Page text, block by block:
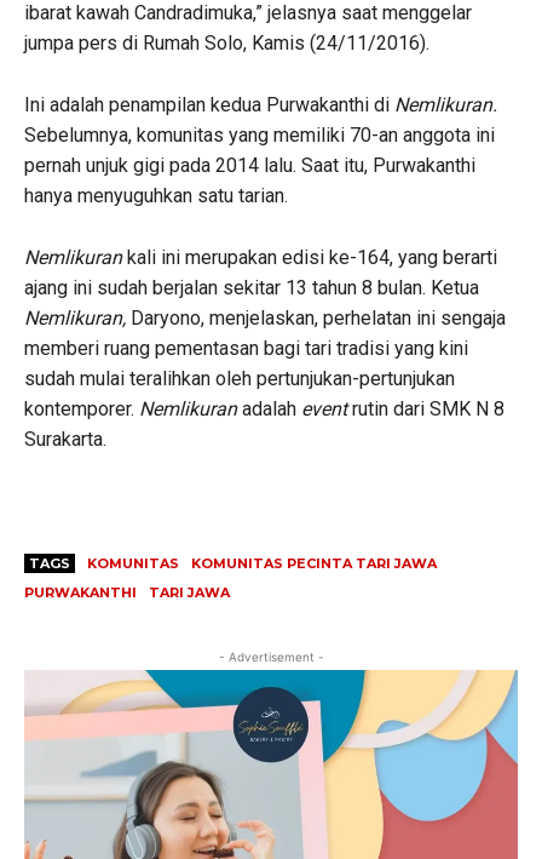
ibarat kawah Candradimuka,” jelasnya saat menggelar
jumpa pers di Rumah Solo, Kamis (24/11/2016).
Ini adalah penampilan kedua Purwakanthi di Nemlikuran.
Sebelumnya, komunitas yang memiliki 70-an anggota ini
pernah unjuk gigi pada 2014 lalu. Saat itu, Purwakanthi
hanya menyuguhkan satu tarian.
Nemlikuran kali ini merupakan edisi ke-164, yang berarti
ajang ini sudah berjalan sekitar 13 tahun 8 bulan. Ketua
Nemlikuran, Daryono, menjelaskan, perhelatan ini sengaja
memberi ruang pementasan bagi tari tradisi yang kini
sudah mulai teralihkan oleh pertunjukan-pertunjukan
kontemporer. Nemlikuranadalah eventrutin dari SMK N 8
Surakarta.
TAGS KOMUNITAS
KOMUNITAS PECINTA TARI JAWA
PURWAKANTHI
TARI JAWA
- Advertisement -